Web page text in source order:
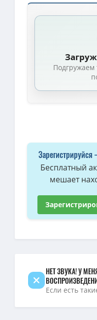
Подгружаем
Бесплатный
мешает
НЕТ ЗВУКА! У
Если есть